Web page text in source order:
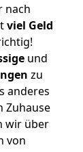
nach
viel Geld
und
zu
anderes
Zuhause
wir über
von